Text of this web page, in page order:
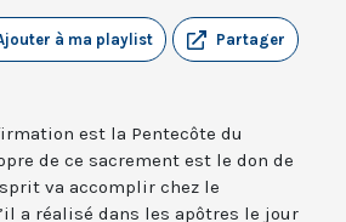
Partager
à ma playlist
est la Pentecôte du
de ce sacrement est le don de
va accomplir chez le
a réalisé dans les apôtres le jour